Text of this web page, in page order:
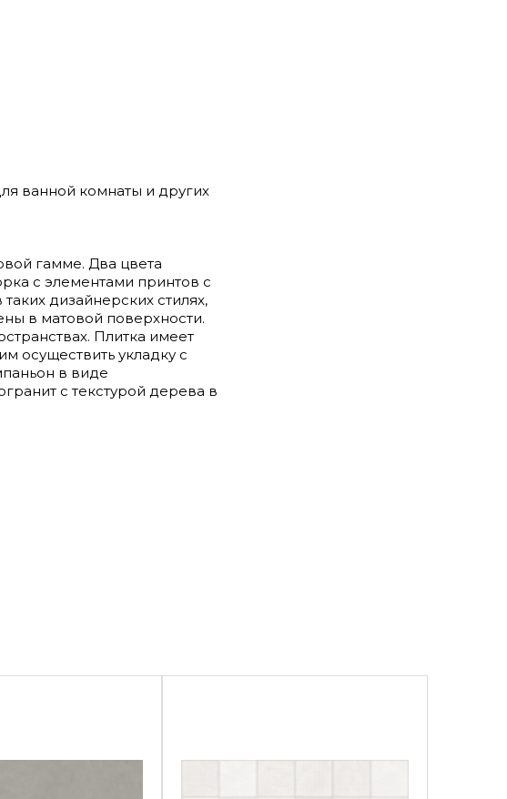
ванной комнаты и других
гамме. Два цвета
с элементами принтов с
дизайнерских стилях,
в матовой поверхности.
Плитка имеет
осуществить укладку с
в виде
с текстурой дерева в